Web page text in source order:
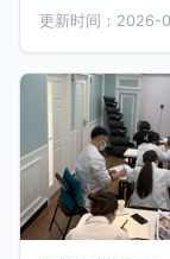
更新时间：2026-